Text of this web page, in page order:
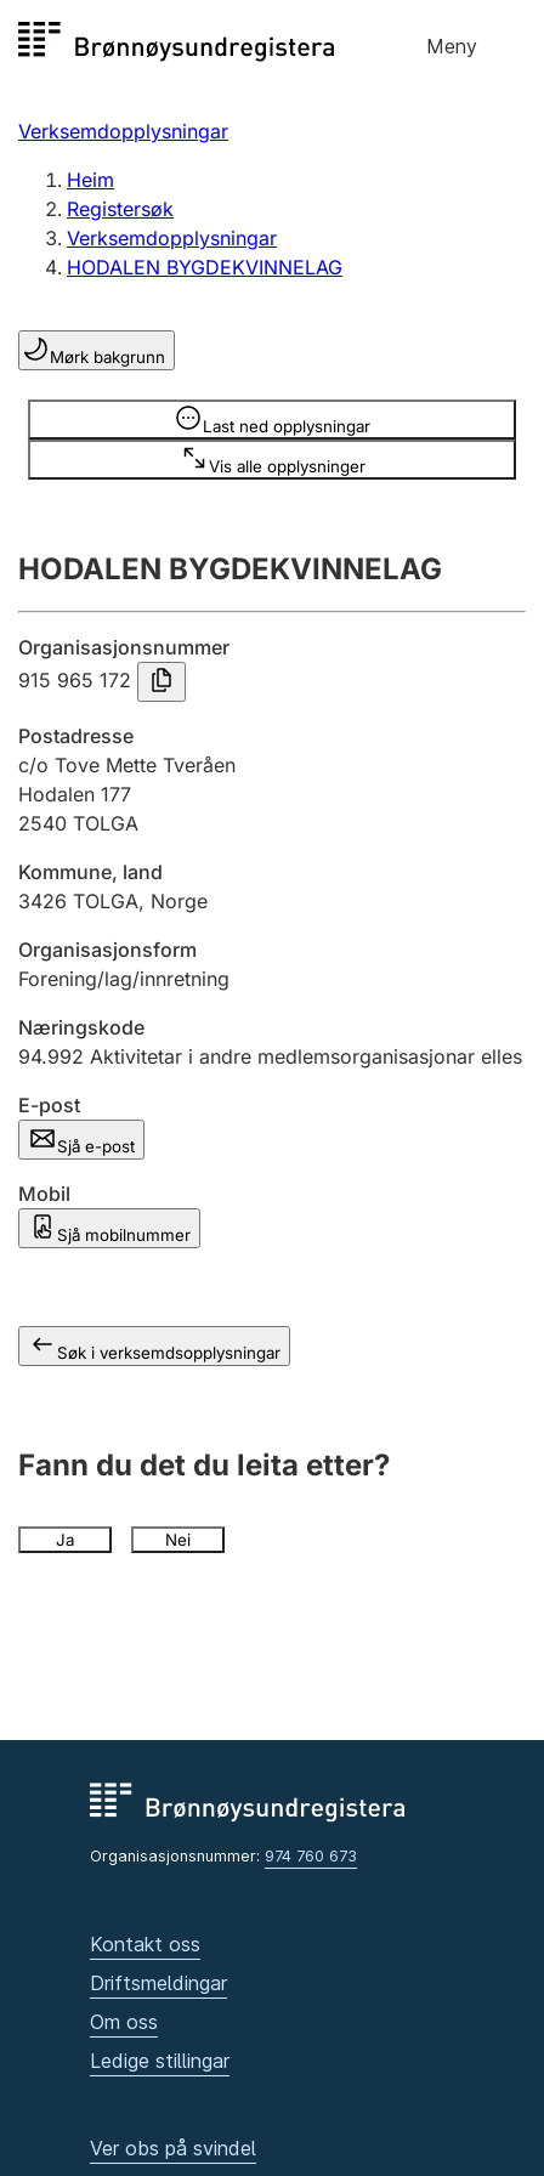
til
Meny
Registersøk
Aksjeselskap
Enkeltpersonføretak
Registrere, endre, slette
Lag og foreining
Registrere, endre, slette
Årsrekneskap
Innsending og forseinkingsgebyr
Tinglysing
Jeger
Betaling og jegeravgiftskort
Ektepaktrettleiaren
Verksemdopplysningar
Heim
Registersøk
Verksemdopplysningar
HODALEN BYGDEKVINNELAG
Mørk bakgrunn
Last ned opplysningar
Vis alle opplysninger
Opplysninger er skjult
HODALEN BYGDEKVINNELAG
Organisasjonsnummer
915 965 172
Postadresse
c/o Tove Mette Tveråen
Hodalen 177
2540 TOLGA
Kommune, land
3426 TOLGA, Norge
Organisasjonsform
Forening/lag/innretning
Næringskode
94.992 Aktivitetar i andre medlemsorganisasjonar elles
E-post
Sjå e-post
Mobil
Sjå mobilnummer
Søk i verksemdsopplysningar
Fann du det du leita etter?
Ja Nei
Organisasjonsnummer: 974 760 673
Kontakt oss
Driftsmeldingar
Om oss
Ledige stillingar
Ver obs på svindel